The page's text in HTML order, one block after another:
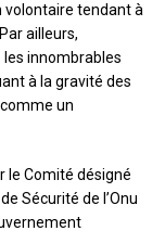
tendant à
ailleurs,
innombrables
à la gravité des
un
le Comité désigné
Sécurité de l’Onu